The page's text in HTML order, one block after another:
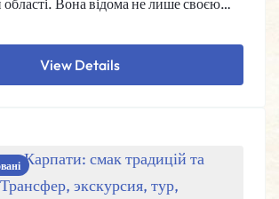
області. Вона відома не лише своєю
View Details